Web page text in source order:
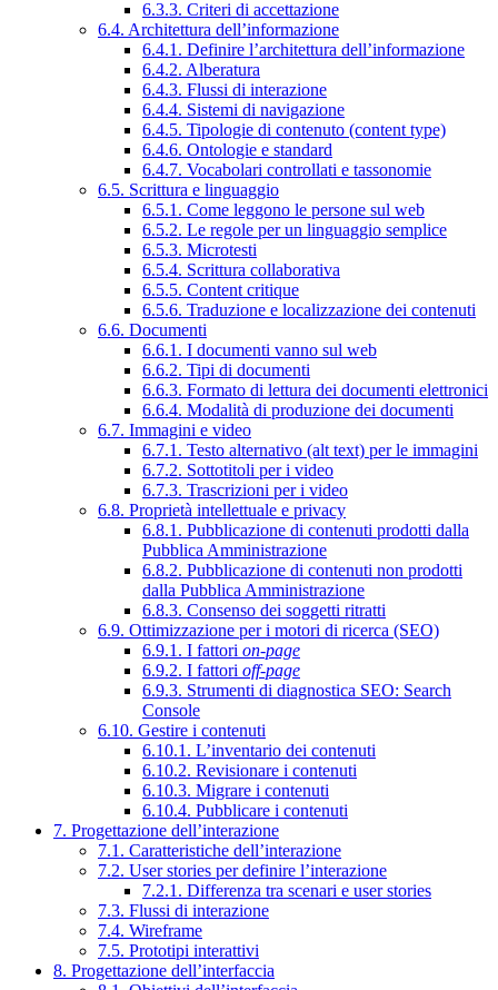
6.3.3. Criteri di accettazione
6.4. Architettura dell’informazione
6.4.1. Definire l’architettura dell’informazione
6.4.2. Alberatura
6.4.3. Flussi di interazione
6.4.4. Sistemi di navigazione
6.4.5. Tipologie di contenuto (content type)
6.4.6. Ontologie e standard
6.4.7. Vocabolari controllati e tassonomie
6.5. Scrittura e linguaggio
6.5.1. Come leggono le persone sul web
6.5.2. Le regole per un linguaggio semplice
6.5.3. Microtesti
6.5.4. Scrittura collaborativa
6.5.5. Content critique
6.5.6. Traduzione e localizzazione dei contenuti
6.6. Documenti
6.6.1. I documenti vanno sul web
6.6.2. Tipi di documenti
6.6.3. Formato di lettura dei documenti elettronici
6.6.4. Modalità di produzione dei documenti
6.7. Immagini e video
6.7.1. Testo alternativo (alt text) per le immagini
6.7.2. Sottotitoli per i video
6.7.3. Trascrizioni per i video
6.8. Proprietà intellettuale e privacy
6.8.1. Pubblicazione di contenuti prodotti dalla
Pubblica Amministrazione
6.8.2. Pubblicazione di contenuti non prodotti
dalla Pubblica Amministrazione
6.8.3. Consenso dei soggetti ritratti
6.9. Ottimizzazione per i motori di ricerca (SEO)
6.9.1. I fattori on-page
6.9.2. I fattori off-page
6.9.3. Strumenti di diagnostica SEO: Search
Console
6.10. Gestire i contenuti
6.10.1. L’inventario dei contenuti
6.10.2. Revisionare i contenuti
6.10.3. Migrare i contenuti
6.10.4. Pubblicare i contenuti
7. Progettazione dell’interazione
7.1. Caratteristiche dell’interazione
7.2. User stories per definire l’interazione
7.2.1. Differenza tra scenari e user stories
7.3. Flussi di interazione
7.4. Wireframe
7.5. Prototipi interattivi
8. Progettazione dell’interfaccia